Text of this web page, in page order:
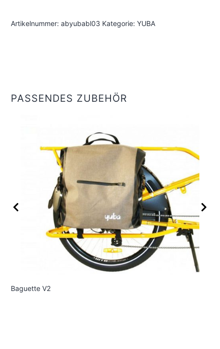
Artikelnummer:abyubabl03 Kategorie:YUBA
PASSENDES ZUBEHÖR
Baguette V2